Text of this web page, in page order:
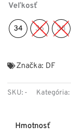
Veľkosť
34 36 38
Značka: DF
SKU: - Kategória:
Hmotnosť